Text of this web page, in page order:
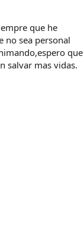
que he
no sea personal
que
salvar mas vidas.